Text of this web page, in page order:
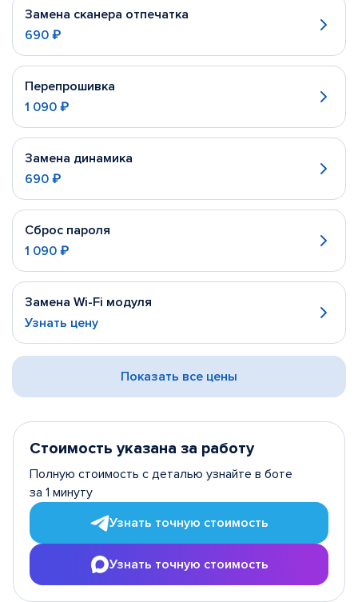
Замена сканера отпечатка
690 ₽
Перепрошивка
1 090 ₽
Замена динамика
690 ₽
Сброс пароля
1 090 ₽
Замена Wi-Fi модуля
Узнать цену
Показать все цены
Стоимость указана за работу
Полную стоимость с деталью узнайте в боте
за 1 минуту
Узнать точную стоимость
Узнать точную стоимость